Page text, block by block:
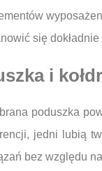
się
i
poduszka
jedni lubią
bez względu